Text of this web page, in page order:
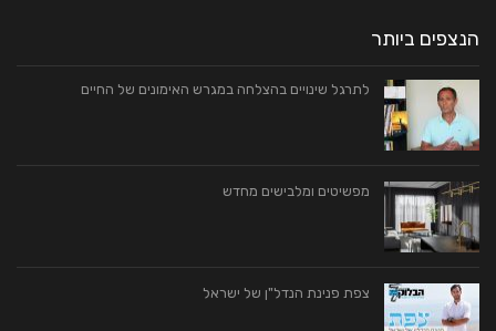
הנצפים ביותר
לתרגל שינויים בהצלחה במגרש האימונים של החיים
מפשיטים ומלבישים מחדש
צפת פנינת הנדל"ן של ישראל